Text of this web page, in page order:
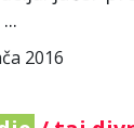
...
2016